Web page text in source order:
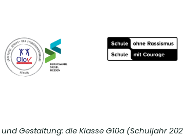
Gestaltung: die Klasse G10a (Schuljahr